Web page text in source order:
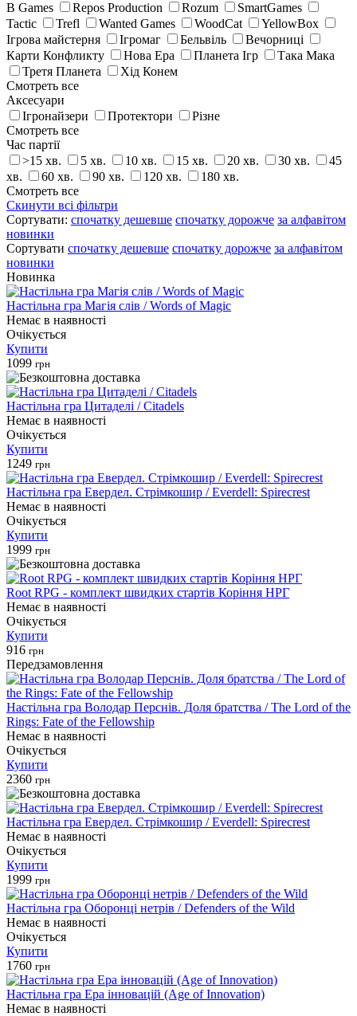
B Games
Repos Production Rozum
SmartGames
Tactic
Trefl Wanted Games WoodCat
YellowBox
Ігрова майстерня
Ігромаг Бельвіль
Вечорниці
Карти Конфликту
Нова Ера Планета Ігр
Така Мака
Третя Планета
Хід Конем
Смотреть все
Аксесуари
Ігронайзери
Протектори
Різне
Смотреть все
Час партії
>15 хв.
5 хв. 10 хв. 15 хв. 20 хв. 30 хв.
45
хв.
60 хв. 90 хв. 120 хв.
180 хв.
Смотреть все
Скинути всі фільтри
Сортувати: спочатку дешевше спочатку дорожче за алфавiтом
новинки
Сортувати спочатку дешевше спочатку дорожче за алфавiтом
новинки
Новинка
Настільна гра Магія слів / Words of Magic
Немає в наявності
Очікується
Купити
1099 грн
Настільна гра Цитаделі / Citadels
Немає в наявності
Очікується
Купити
1249 грн
Настільна гра Евердел. Стрімкошир / Everdell: Spirecrest
Немає в наявності
Очікується
Купити
1999 грн
Root RPG - комплект швидких стартів Коріння НРГ
Немає в наявності
Очікується
Купити
916 грн
Передзамовлення
Настільна гра Володар Перснів. Доля братства / The Lord of the
Rings: Fate of the Fellowship
Немає в наявності
Очікується
Купити
2360 грн
Настільна гра Евердел. Стрімкошир / Everdell: Spirecrest
Немає в наявності
Очікується
Купити
1999 грн
Настільна гра Оборонці нетрів / Defenders of the Wild
Немає в наявності
Очікується
Купити
1760 грн
Настільна гра Ера інновацій (Age of Innovation)
Немає в наявності